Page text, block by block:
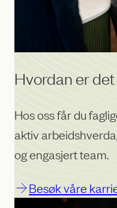
Hvordan er
Hos oss får du
aktiv
og engasjert team.
Besøk våre